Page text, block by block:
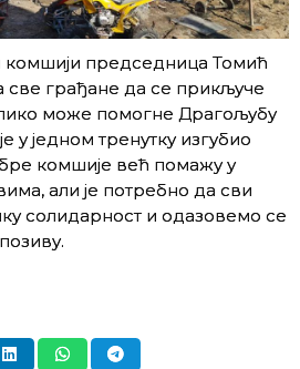
председница Томић
све грађане да се прикључе
може помогне Драгољубу
у једном тренутку изгубио
комшије већ помажу у
али је потребно да сви
солидарност и одазовемо се